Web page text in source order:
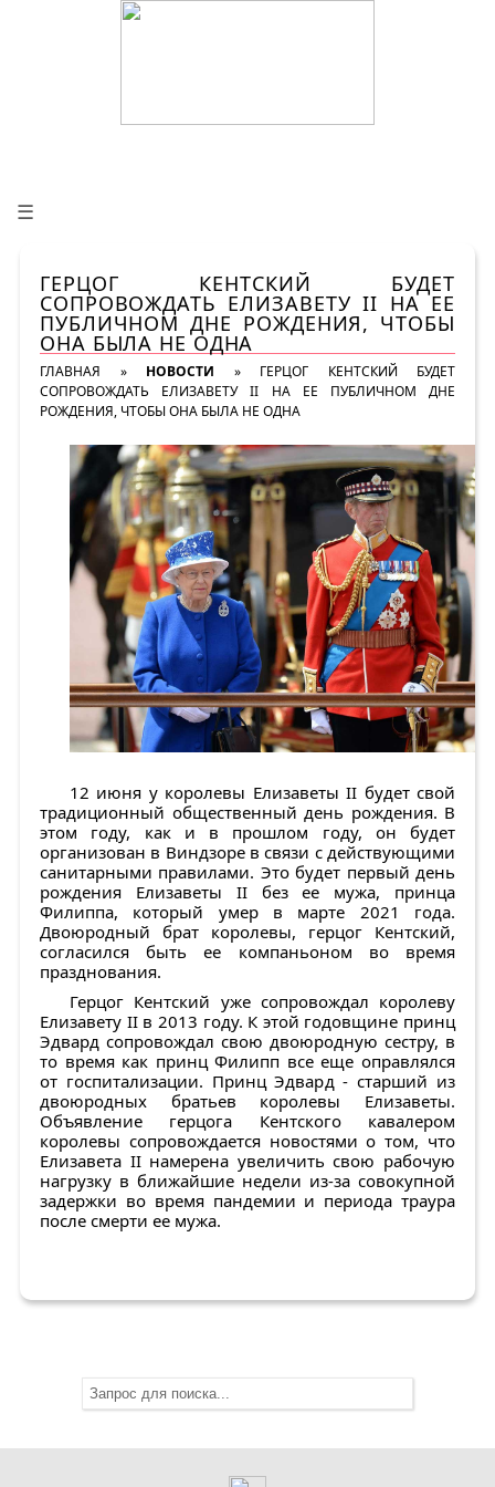
☰
ГЕРЦОГ КЕНТСКИЙ БУДЕТ
СОПРОВОЖДАТЬ ЕЛИЗАВЕТУ II НА ЕЕ
ПУБЛИЧНОМ ДНЕ РОЖДЕНИЯ, ЧТОБЫ
ОНА БЫЛА НЕ ОДНА
ГЛАВНАЯ » НОВОСТИ » ГЕРЦОГ КЕНТСКИЙ БУДЕТ
СОПРОВОЖДАТЬ ЕЛИЗАВЕТУ II НА ЕЕ ПУБЛИЧНОМ ДНЕ
РОЖДЕНИЯ, ЧТОБЫ ОНА БЫЛА НЕ ОДНА
12 июня у королевы Елизаветы II будет свой
традиционный общественный день рождения. В
этом году, как и в прошлом году, он будет
организован в Виндзоре в связи с действующими
санитарными правилами. Это будет первый день
рождения Елизаветы II без ее мужа, принца
Филиппа, который умер в марте 2021 года.
Двоюродный брат королевы, герцог Кентский,
согласился быть ее компаньоном во время
празднования.
Герцог Кентский уже сопровождал королеву
Елизавету II в 2013 году. К этой годовщине принц
Эдвард сопровождал свою двоюродную сестру, в
то время как принц Филипп все еще оправлялся
от госпитализации. Принц Эдвард - старший из
двоюродных братьев королевы Елизаветы.
Объявление герцога Кентского кавалером
королевы сопровождается новостями о том, что
Елизавета II намерена увеличить свою рабочую
нагрузку в ближайшие недели из-за совокупной
задержки во время пандемии и периода траура
после смерти ее мужа.